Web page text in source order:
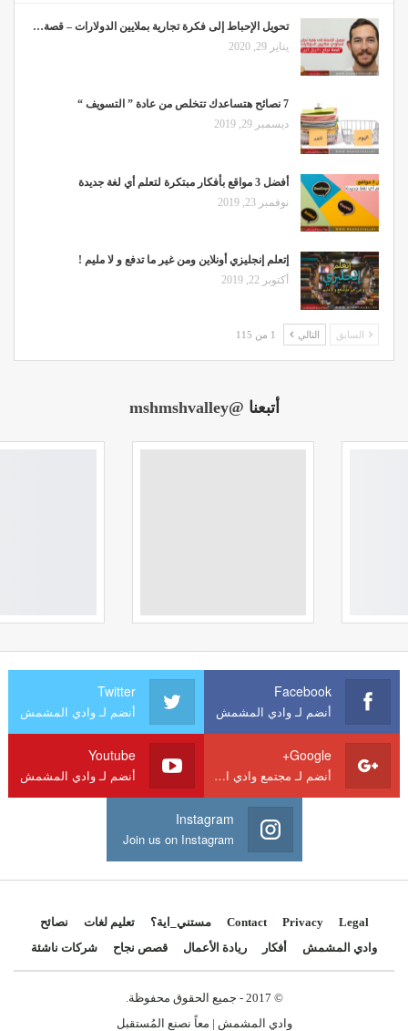
تحويل الإحباط إلى فكرة تجارية بملايين الدولارات – قصة…
يناير 29, 2020
7 نصائح هتساعدك تتخلص من عادة ” التسويف “
ديسمبر 29, 2019
أفضل 3 مواقع بأفكار مبتكرة لتعلم أي لغة جديدة
نوفمبر 23, 2019
إتعلم إنجليزي أونلاين ومن غير ما تدفع و لا مليم !
أكتوبر 22, 2019
السابق التالي 1 من 115
أتبعنا @mshmshvalley
Facebook
أنضم لـ وادي المشمش
Twitter
أنضم لـ وادي المشمش
Google+
أنضم لـ مجتمع وادي المشمش
Youtube
أنضم لـ وادي المشمش
Instagram
Join us on Instagram
Legal
Privacy
Contact مستني_اية؟ تعليم لغات
نصائح
وادي المشمش
أفكار ريادة الأعمال قصص نجاح شركات ناشئة
© 2017 - جميع الحقوق محفوظة.
وادي المشمش | معاً نصنع المُستقبل